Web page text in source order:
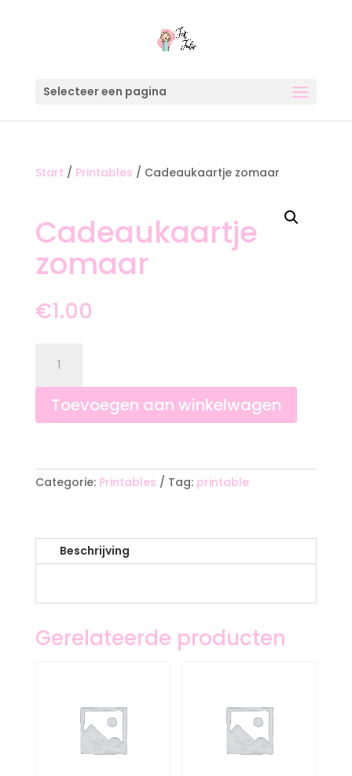
Selecteer een pagina
Start / Printables / Cadeaukaartje zomaar
Cadeaukaartje
zomaar
€1.00
zomaar
aantal
Toevoegen aan winkelwagen
l
t
n
t
v
:
Categorie: Printables Tag: printable
Beschrijving
Gerelateerde producten